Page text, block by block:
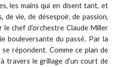
les mains qui en disent tant, et
de vie, de désespoir, de passion,
chef d’orchestre Claude Miller
bouleversante du passé. Par la
répondent. Comme ce plan de
travers le grillage d’un court de